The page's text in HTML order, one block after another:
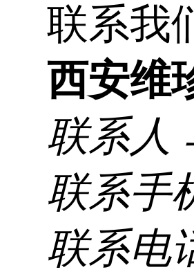
联系我
西安维
联系人
联系手
联系电